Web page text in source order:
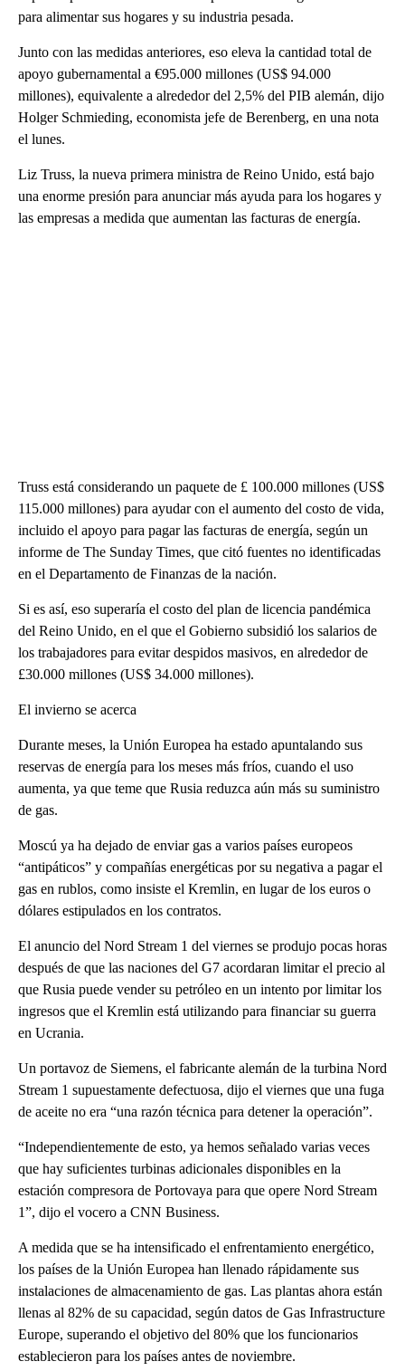
para alimentar sus hogares y su industria pesada.
Junto con las medidas anteriores, eso eleva la cantidad total de
apoyo gubernamental a €95.000 millones (US$ 94.000
millones), equivalente a alrededor del 2,5% del PIB alemán, dijo
Holger Schmieding, economista jefe de Berenberg, en una nota
el lunes.
Liz Truss, la nueva primera ministra de Reino Unido, está bajo
una enorme presión para anunciar más ayuda para los hogares y
las empresas a medida que aumentan las facturas de energía.
Truss está considerando un paquete de £ 100.000 millones (US$
115.000 millones) para ayudar con el aumento del costo de vida,
incluido el apoyo para pagar las facturas de energía, según un
informe de The Sunday Times, que citó fuentes no identificadas
en el Departamento de Finanzas de la nación.
Si es así, eso superaría el costo del plan de licencia pandémica
del Reino Unido, en el que el Gobierno subsidió los salarios de
los trabajadores para evitar despidos masivos, en alrededor de
£30.000 millones (US$ 34.000 millones).
El invierno se acerca
Durante meses, la Unión Europea ha estado apuntalando sus
reservas de energía para los meses más fríos, cuando el uso
aumenta, ya que teme que Rusia reduzca aún más su suministro
de gas.
Moscú ya ha dejado de enviar gas a varios países europeos
“antipáticos” y compañías energéticas por su negativa a pagar el
gas en rublos, como insiste el Kremlin, en lugar de los euros o
dólares estipulados en los contratos.
El anuncio del Nord Stream 1 del viernes se produjo pocas horas
después de que las naciones del G7 acordaran limitar el precio al
que Rusia puede vender su petróleo en un intento por limitar los
ingresos que el Kremlin está utilizando para financiar su guerra
en Ucrania.
Un portavoz de Siemens, el fabricante alemán de la turbina Nord
Stream 1 supuestamente defectuosa, dijo el viernes que una fuga
de aceite no era “una razón técnica para detener la operación”.
“Independientemente de esto, ya hemos señalado varias veces
que hay suficientes turbinas adicionales disponibles en la
estación compresora de Portovaya para que opere Nord Stream
1”, dijo el vocero a CNN Business.
A medida que se ha intensificado el enfrentamiento energético,
los países de la Unión Europea han llenado rápidamente sus
instalaciones de almacenamiento de gas. Las plantas ahora están
llenas al 82% de su capacidad, según datos de Gas Infrastructure
Europe, superando el objetivo del 80% que los funcionarios
establecieron para los países antes de noviembre.